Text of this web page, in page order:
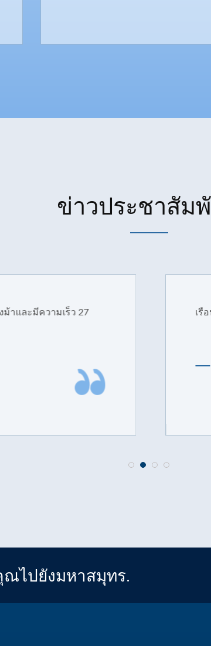
ข่าวประชาสัม
ละมีความเร็ว 27
เรือป
เ
ณไปยังมหาสมุทร.